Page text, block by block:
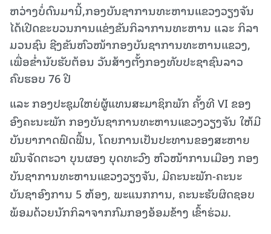
ຫວ່າງບໍ່ດົນມານີ້,ກອງບັນຊາການທະຫານແຂວງວຽງຈັນ
ໄດ້ເປີດຂະບວນການແຂ່ງຂັນກິລາການທະຫານ ແລະ ກິລາ
ມວນຊົນ ຊີງຂັນຫົວໜ້າກອງບັນຊາການທະຫານແຂວງ,
ເພື່ອຂ່ຳນັບຮັບຕ້ອນ ວັນສ້າງຕັ້ງກອງທັບປະຊາຊົນລາວ
ຄົບຮອບ 76 ປີ
ແລະ ກອງປະຊຸມໃຫຍ່ຜູ້ແທນສະມາຊິກພັກ ຄັ້ງທີ VI ຂອງ
ອົງຄະນະພັກ ກອງບັນຊາການທະຫານແຂວງວຽງຈັນ ໃຫ້ມີ
ບັນຍາກາດຟົດຟື້ນ, ໂດຍການເປັນປະທານຂອງສະຫາຍ
ພົນຈັດຕະວາ ບຸນຜອງ ບຸດທະວົງ ຫົວໜ້າການເມືອງ ກອງ
ບັນຊາການທະຫານແຂວງວຽງຈັນ, ມີຄະນະພັກ-ຄະນະ
ບັນຊາອົງການ 5 ຫ້ອງ, ພະແນກການ, ຄະນະຮັບຜິດຊອບ
ພ້ອມດ້ວຍນັກກິລາຈາກກົມກອງອ້ອມຂ້າງ ເຂົ້າຮ່ວມ.